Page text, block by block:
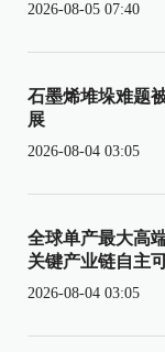
2026-08-05 07:40
石墨烯堆垛难题
展
2026-08-04 03:05
全球单产最大高
关键产业链自主
2026-08-04 03:05